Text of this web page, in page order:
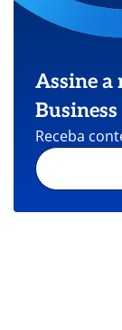
Assine a
Business
Receba